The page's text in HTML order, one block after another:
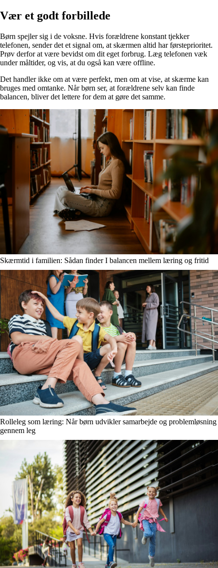
Vær et godt forbillede
Børn spejler sig i de voksne. Hvis forældrene konstant tjekker
telefonen, sender det et signal om, at skærmen altid har førsteprioritet.
Prøv derfor at være bevidst om dit eget forbrug. Læg telefonen væk
under måltider, og vis, at du også kan være offline.
Det handler ikke om at være perfekt, men om at vise, at skærme kan
bruges med omtanke. Når børn ser, at forældrene selv kan finde
balancen, bliver det lettere for dem at gøre det samme.
Skærmtid i familien: Sådan finder I balancen mellem læring og fritid
Rolleleg som læring: Når børn udvikler samarbejde og problemløsning
gennem leg